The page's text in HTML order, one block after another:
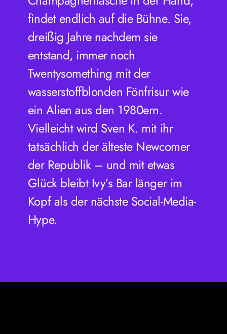
findet endlich auf die Bühne. Sie,
dreißig Jahre nachdem sie
entstand, immer noch
Twentysomething mit der
wasserstoffblonden Fönfrisur wie
ein Alien aus den 1980ern.
Vielleicht wird Sven K. mit ihr
tatsächlich der älteste Newcomer
der Republik – und mit etwas
Glück bleibt Ivy’s Bar länger im
Kopf als der nächste Social-Media-
Hype.